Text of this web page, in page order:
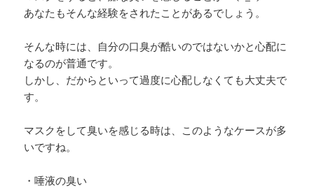
あなたもそんな経験をされたことがあるでしょう。
そんな時には、自分の口臭が酷いのではないかと心配に
なるのが普通です。
しかし、だからといって過度に心配しなくても大丈夫で
す。
マスクをして臭いを感じる時は、このようなケースが多
いですね。
・唾液の臭い